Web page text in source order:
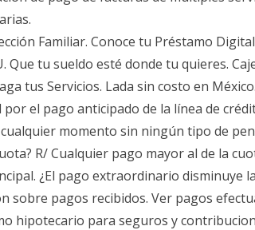
Familiar. Conoce tu Préstamo
Que tu sueldo esté donde tu quieres.
tus Servicios. Lada sin costo en México.
el pago anticipado de la línea de
momento sin ningún tipo de
R/ Cualquier pago mayor al de la
¿El pago extraordinario disminuye
sobre pagos recibidos. Ver pagos
hipotecario para seguros y